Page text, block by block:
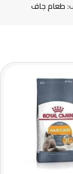
طعام جاف